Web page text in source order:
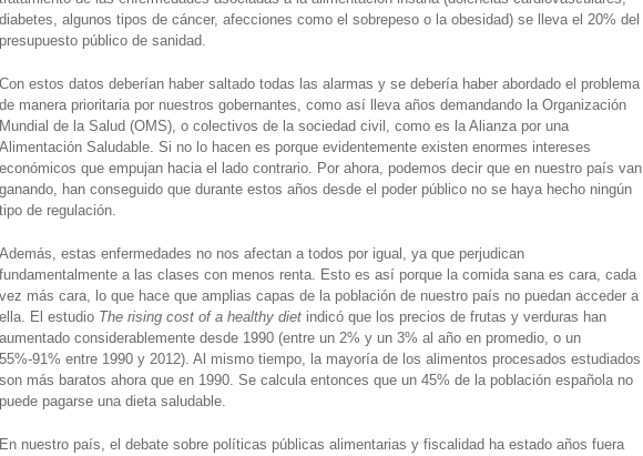
diabetes, algunos tipos de cáncer, afecciones como el sobrepeso o la obesidad) se lleva el 20% del
presupuesto público de sanidad.
Con estos datos deberían haber saltado todas las alarmas y se debería haber abordado el problema
de manera prioritaria por nuestros gobernantes, como así lleva años demandando la Organización
Mundial de la Salud (OMS), o colectivos de la sociedad civil, como es la Alianza por una
Alimentación Saludable. Si no lo hacen es porque evidentemente existen enormes intereses
económicos que empujan hacia el lado contrario. Por ahora, podemos decir que en nuestro país van
ganando, han conseguido que durante estos años desde el poder público no se haya hecho ningún
tipo de regulación.
Además, estas enfermedades no nos afectan a todos por igual, ya que perjudican
fundamentalmente a las clases con menos renta. Esto es así porque la comida sana es cara, cada
vez más cara, lo que hace que amplias capas de la población de nuestro país no puedan acceder a
ella. El estudio The rising cost of a healthy diet indicó que los precios de frutas y verduras han
aumentado considerablemente desde 1990 (entre un 2% y un 3% al año en promedio, o un
55%-91% entre 1990 y 2012). Al mismo tiempo, la mayoría de los alimentos procesados estudiados
son más baratos ahora que en 1990. Se calcula entonces que un 45% de la población española no
puede pagarse una dieta saludable.
En nuestro país, el debate sobre políticas públicas alimentarias y fiscalidad ha estado años fuera